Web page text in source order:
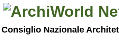
Consiglio Nazionale